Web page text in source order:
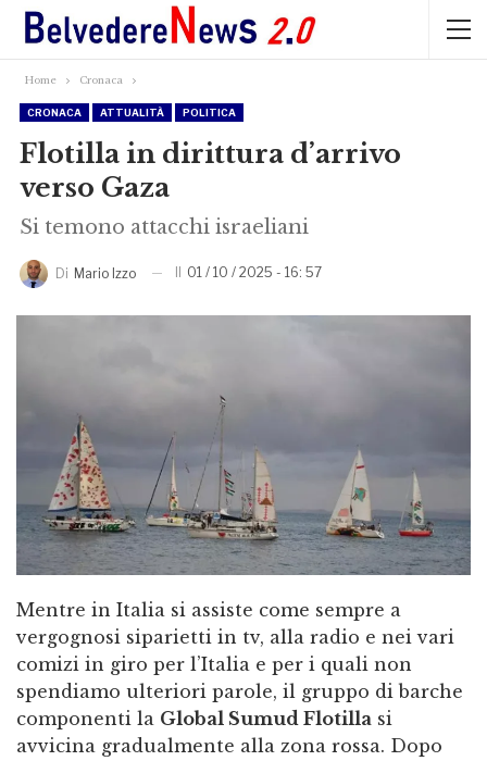
Home Cronaca
CRONACA ATTUALITÀ POLITICA
Flotilla in dirittura d’arrivo
verso Gaza
Si temono attacchi israeliani
Di Mario Izzo 01 / 10 / 2025 - 16: 57
Mentre in Italia si assiste come sempre a
vergognosi siparietti in tv, alla radio e nei vari
comizi in giro per l’Italia e per i quali non
spendiamo ulteriori parole, il gruppo di barche
componenti la Global Sumud Flotilla si
avvicina gradualmente alla zona rossa. Dopo